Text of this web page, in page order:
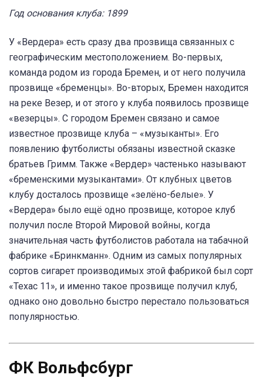
Год основания клуба: 1899
У «Вердера» есть сразу два прозвища связанных с
географическим местоположением. Во-первых,
команда родом из города Бремен, и от него получила
прозвище «бременцы». Во-вторых, Бремен находится
на реке Везер, и от этого у клуба появилось прозвище
«везерцы». С городом Бремен связано и самое
известное прозвище клуба – «музыканты». Его
появлению футболисты обязаны известной сказке
братьев Гримм. Также «Вердер» частенько называют
«бременскими музыкантами». От клубных цветов
клубу досталось прозвище «зелёно-белые». У
«Вердера» было ещё одно прозвище, которое клуб
получил после Второй Мировой войны, когда
значительная часть футболистов работала на табачной
фабрике «Бринкманн». Одним из самых популярных
сортов сигарет производимых этой фабрикой был сорт
«Техас 11», и именно такое прозвище получил клуб,
однако оно довольно быстро перестало пользоваться
популярностью.
ФК Вольфсбург